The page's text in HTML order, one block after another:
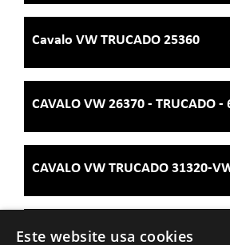
Cavalo VW TRUCADO 25360
CAVALO VW 26370 - TRUCADO -
CAVALO VW TRUCADO 31320-
CAVALO VW 19320 - VW 45 TON.
Este website usa cookies